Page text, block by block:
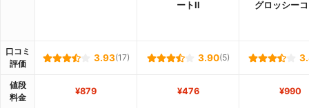
ートII
グロッシー
口コミ
評価
3.93(17) 3.90(5)
値段
料金
¥879 ¥476 ¥990